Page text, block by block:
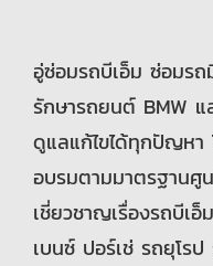
อู่ซ่อมรถบีเอ็ม ซ่อมร
รักษารถยนต์ BMW
ดูแลแก้ไขได้ทุกปัญหา
อบรมตามมาตรฐานศู
เชี่ยวชาญเรื่องรถบีเ
เบนซ์ ปอร์เช่ รถยุโร